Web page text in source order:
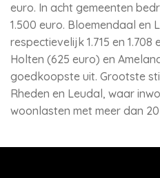
euro. In acht gemeenten
1.500 euro. Bloemendaal en
respectievelijk 1.715 en
Holten (625 euro) en
goedkoopste uit. Grootste
Rheden en Leudal, waar
woonlasten met meer dan